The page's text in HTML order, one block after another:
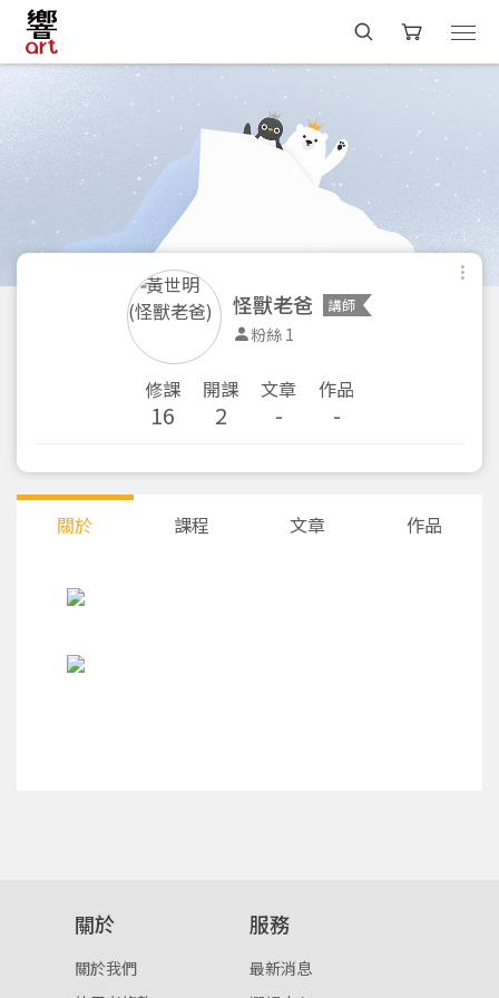
重設密碼
取消
怪獸老爸 講師
粉絲 1
修課
16
開課
2
文章
-
作品
-
關於 課程 文章 作品
關於
關於我們
服務
最新消息